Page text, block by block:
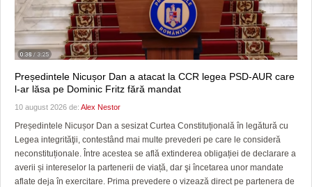
Președintele Nicușor Dan a atacat la CCR legea PSD-AUR care
l-ar lăsa pe Dominic Fritz fără mandat
10 august 2026 de: Alex Nestor
Președintele Nicușor Dan a sesizat Curtea Constituțională în legătură cu
Legea integrităţii, contestând mai multe prevederi pe care le consideră
neconstituționale. Între acestea se află extinderea obligației de declarare a
averii și intereselor la partenerii de viață, dar şi încetarea unor mandate
aflate deja în exercitare. Prima prevedere o vizează direct pe partenera de